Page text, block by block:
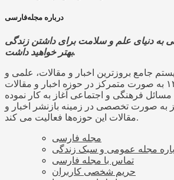
درباره مجله‌فارسی
به دنیای علم و سلامت برای داشتن زندگی
بهتر خواهید داشت.
جامع بروزترین اخبار و مقالات، علمی و
اجتماعی از سال ۱۳۹۵ به صورت متمرکز در حوزه اخبار و مقالات
فرهنگی و اجتماعی آغاز به کار نموده
به صورت تخصصی در زمینه بازنشر اخبار و
مقالات این حوزه‌ها فعالیت می کند.
مجله فارسی
مجله عمومی و سبک زندگی
تماس با مجله فارسی
حریم شخصی کاربران